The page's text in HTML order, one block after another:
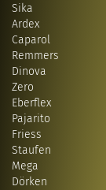
Sika
Ardex
Caparol
Remmers
Dinova
Zero
Eberflex
Pajarito
Friess
Staufen
Mega
Dörken